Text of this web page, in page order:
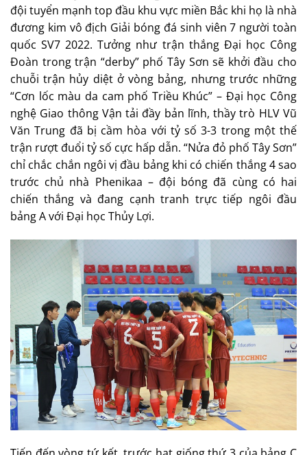
đội tuyển mạnh top đầu khu vực miền Bắc khi họ là nhà
đương kim vô địch Giải bóng đá sinh viên 7 người toàn
quốc SV7 2022. Tưởng như trận thắng Đại học Công
Đoàn trong trận “derby” phố Tây Sơn sẽ khởi đầu cho
chuỗi trận hủy diệt ở vòng bảng, nhưng trước những
“Cơn lốc màu da cam phố Triều Khúc” – Đại học Công
nghệ Giao thông Vận tải đầy bản lĩnh, thầy trò HLV Vũ
Văn Trung đã bị cầm hòa với tỷ số 3-3 trong một thế
trận rượt đuổi tỷ số cực hấp dẫn. “Nửa đỏ phố Tây Sơn”
chỉ chắc chắn ngôi vị đầu bảng khi có chiến thắng 4 sao
trước chủ nhà Phenikaa – đội bóng đã cùng có hai
chiến thắng và đang cạnh tranh trực tiếp ngôi đầu
bảng A với Đại học Thủy Lợi.